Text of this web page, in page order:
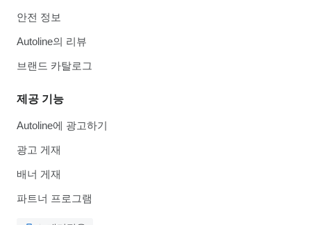
안전 정보
Autoline의 리뷰
브랜드 카탈로그
제공 기능
Autoline에 광고하기
광고 게재
배너 게재
파트너 프로그램